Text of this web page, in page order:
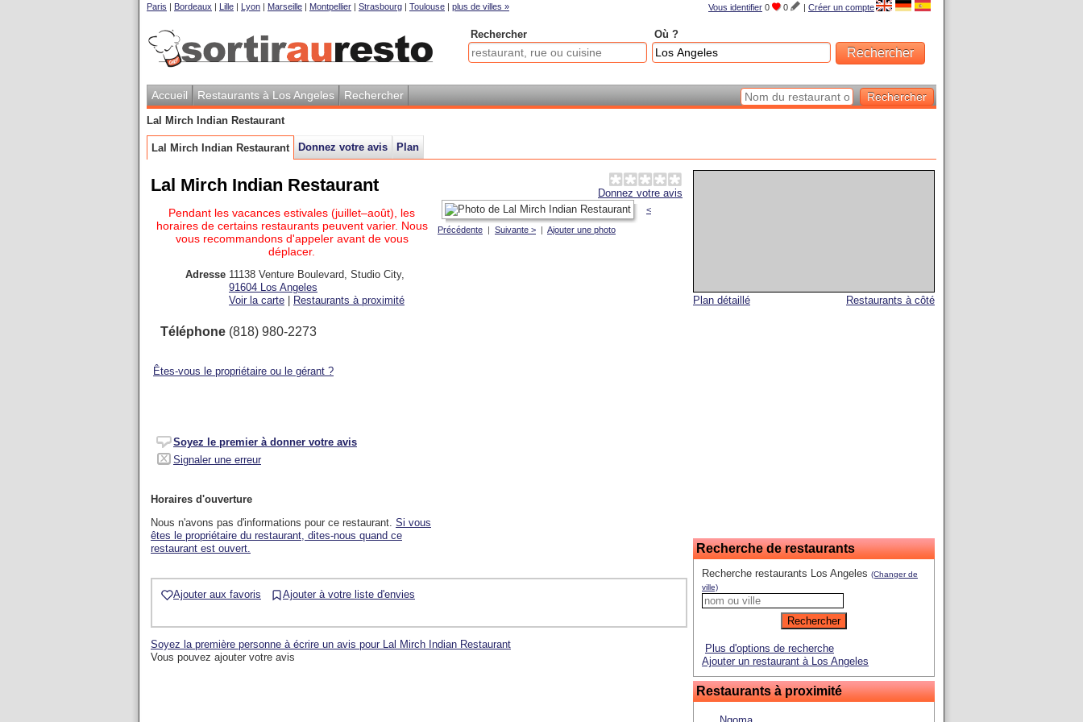
Vous identifier 0 0 | Créer un compte
Paris | Bordeaux | Lille | Lyon | Marseille | Montpellier | Strasbourg | Toulouse | plus de villes »
Rechercher Où ?
Accueil Restaurants à Los Angeles Rechercher
Lal Mirch Indian Restaurant
Lal Mirch Indian Restaurant Donnez votre avis Plan
Restaurants à côté
Plan détaillé
Recherche de restaurants
Recherche restaurants Los Angeles (Changer de
ville)
Plus d'options de recherche
Ajouter un restaurant à Los Angeles
Restaurants à proximité
Donnez votre avis
Lal Mirch Indian Restaurant
<
Précédente | Suivante > | Ajouter une photo
Pendant les vacances estivales (juillet–août), les
horaires de certains restaurants peuvent varier. Nous
vous recommandons d'appeler avant de vous
déplacer.
Adresse 11138 Venture Boulevard, Studio City,
91604 Los Angeles
Voir la carte
Restaurants à proximité
Téléphone (818) 980-2273
Êtes-vous le propriétaire ou le gérant ?
Soyez le premier à donner votre avis
Signaler une erreur
Horaires d'ouverture
Nous n'avons pas d'informations pour ce restaurant. Si vous
êtes le propriétaire du restaurant, dites-nous quand ce
restaurant est ouvert.
Ajouter aux favoris Ajouter à votre liste d'envies
Soyez la première personne à écrire un avis pour Lal Mirch Indian Restaurant
Vous pouvez ajouter votre avis